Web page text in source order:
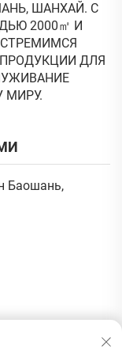
ШАНХАЙ. С
2000㎡ И
ДЛЯ
МИРУ.
Баошань,